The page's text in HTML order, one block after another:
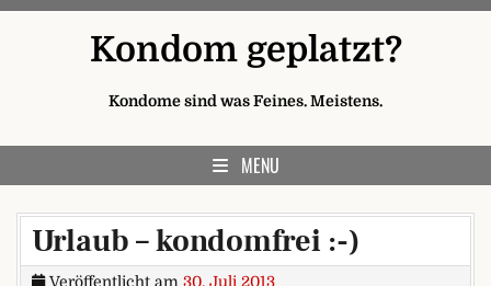
Kondom geplatzt?
Kondome sind was Feines. Meistens.
MENU
Urlaub – kondomfrei :-)
Veröffentlicht am 30. Juli 2013